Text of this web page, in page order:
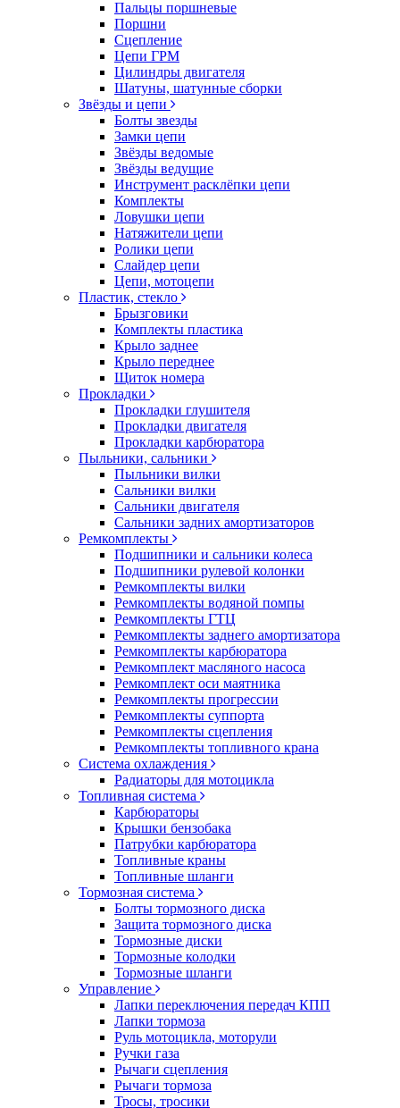
Пальцы поршневые
Поршни
Сцепление
Цепи ГРМ
Цилиндры двигателя
Шатуны, шатунные сборки
Звёзды и цепи
Болты звезды
Замки цепи
Звёзды ведомые
Звёзды ведущие
Инструмент расклёпки цепи
Комплекты
Ловушки цепи
Натяжители цепи
Ролики цепи
Слайдер цепи
Цепи, мотоцепи
Пластик, стекло
Брызговики
Комплекты пластика
Крыло заднее
Крыло переднее
Щиток номера
Прокладки
Прокладки глушителя
Прокладки двигателя
Прокладки карбюратора
Пыльники, сальники
Пыльники вилки
Сальники вилки
Сальники двигателя
Сальники задних амортизаторов
Ремкомплекты
Подшипники и сальники колеса
Подшипники рулевой колонки
Ремкомплекты вилки
Ремкомплекты водяной помпы
Ремкомплекты ГТЦ
Ремкомплекты заднего амортизатора
Ремкомплекты карбюратора
Ремкомплект масляного насоса
Ремкомплект оси маятника
Ремкомплекты прогрессии
Ремкомплекты суппорта
Ремкомплекты сцепления
Ремкомплекты топливного крана
Система охлаждения
Радиаторы для мотоцикла
Топливная система
Карбюраторы
Крышки бензобака
Патрубки карбюратора
Топливные краны
Топливные шланги
Тормозная система
Болты тормозного диска
Защита тормозного диска
Тормозные диски
Тормозные колодки
Тормозные шланги
Управление
Лапки переключения передач КПП
Лапки тормоза
Руль мотоцикла, моторули
Ручки газа
Рычаги сцепления
Рычаги тормоза
Тросы, тросики